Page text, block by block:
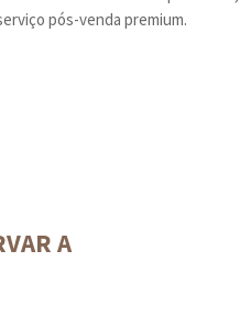
pós-venda premium.
A